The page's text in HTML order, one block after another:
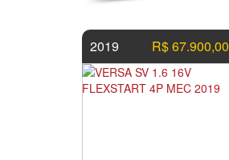
2019 R$ 67.900,00